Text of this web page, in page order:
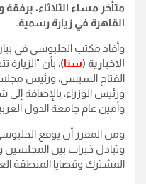
متأخر مساء الثلاثاء،
القاهرة في زيارة رسمية.
وأفاد مكتب الحلبوسي في
الاخبارية (سنا)، بأن
الفتاح السيسي، ورئيس
ورئيس الوزراء، بالإضافة إلى
وأمين عام جامعة الدول
ومن المقرر أن يوقع
وتبادل خبرات بين المجلسين
المشترك وقضايا المنطقة